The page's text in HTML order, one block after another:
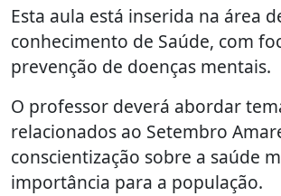
Esta aula está inserida na área
conhecimento de Saúde, com
prevenção de doenças mentais.
O professor deverá abordar
relacionados ao Setembro
conscientização sobre a saúde
importância para a população.